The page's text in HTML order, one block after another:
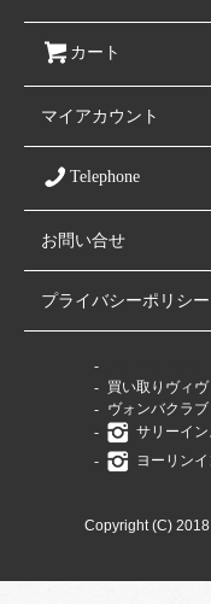
カート
マイアカウント
Telephone
お問い合せ
プライバシーポリシー
買い取りヴィ
ヴォンバクラブ
サリーイン
ヨーリンイ
Copyright (C)